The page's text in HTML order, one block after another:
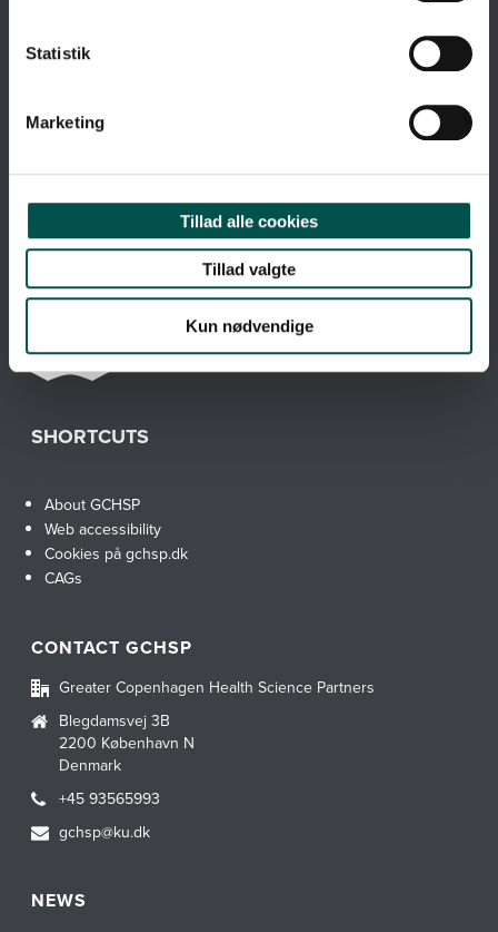
Statistik
Marketing
Tillad alle cookies
Tillad valgte
Kun nødvendige
SHORTCUTS
About GCHSP
Web accessibility
Cookies på gchsp.dk
CAGs
CONTACT GCHSP
Greater Copenhagen Health Science Partners
Blegdamsvej 3B
2200 København N
Denmark
+45 93565993
gchsp@ku.dk
NEWS